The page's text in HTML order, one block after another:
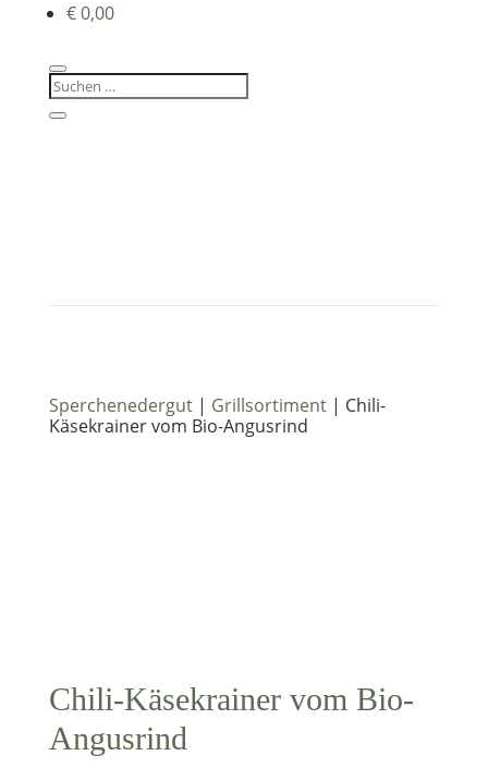
€0,00
Sperchenedergut| Grillsortiment| Chili-
Käsekrainer vom Bio-Angusrind
Chili-Käsekrainer vom Bio-
Angusrind